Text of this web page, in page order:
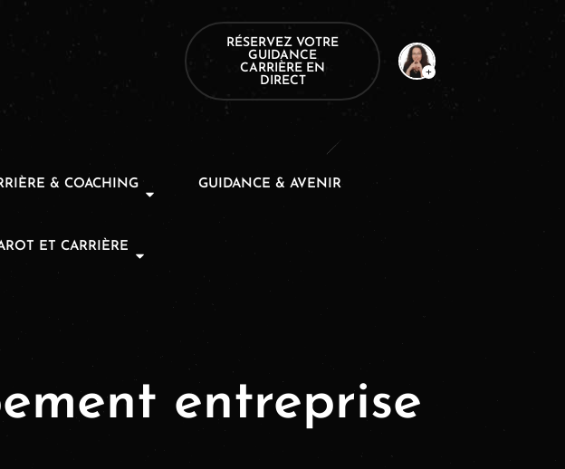
RÉSERVEZ VOTRE
GUIDANCE
CARRIÈRE EN
DIRECT
& COACHING GUIDANCE & AVENIR
ET CARRIÈRE
entreprise